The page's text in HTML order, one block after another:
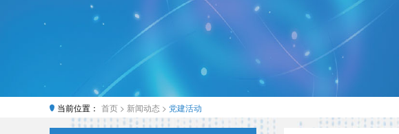
当前位置： 首页 > 新闻动态 > 党建活动